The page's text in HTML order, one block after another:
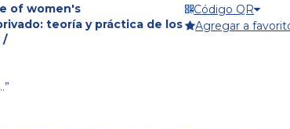
of women's
teoría y práctica de los
/
Código QR
Agregar a